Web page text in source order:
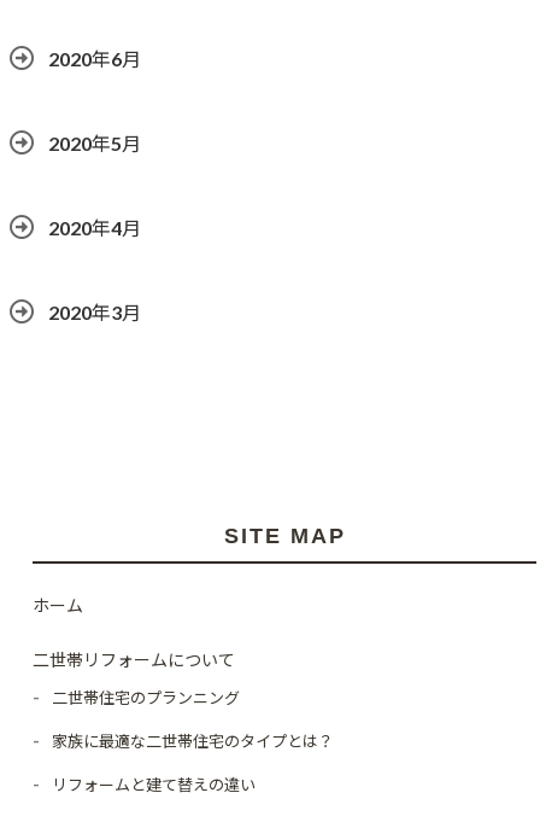
2020年6月
2020年5月
2020年4月
2020年3月
SITE MAP
ホーム
二世帯リフォームについて
二世帯住宅のプランニング
家族に最適な二世帯住宅のタイプとは？
リフォームと建て替えの違い